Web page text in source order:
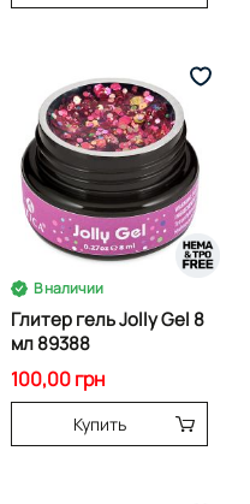
В наличии
Глитер гель Jolly Gel 8
мл 89388
100,00 грн
Купить